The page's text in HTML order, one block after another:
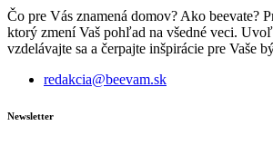
Čo pre Vás znamená domov? Ako beevate?
ktorý zmení Vaš pohľad na všedné veci.
vzdelávajte sa a čerpajte inšpirácie pre Vaše
redakcia@beevam.sk
Newsletter